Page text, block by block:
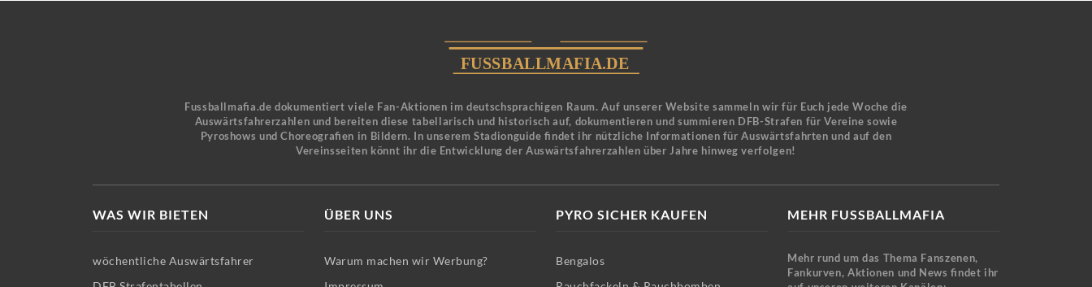
Fussballmafia.de dokumentiert viele Fan-Aktionen im deutschsprachigen Raum. Auf unserer Website sammeln wir für Euch jede Woche die
Auswärtsfahrerzahlen und bereiten diese tabellarisch und historisch auf, dokumentieren und summieren DFB-Strafen für Vereine sowie
Pyroshows und Choreografien in Bildern. In unserem Stadionguide findet ihr nützliche Informationen für Auswärtsfahrten und auf den
Vereinsseiten könnt ihr die Entwicklung der Auswärtsfahrerzahlen über Jahre hinweg verfolgen!
WAS WIR BIETEN
wöchentliche Auswärtsfahrer
ÜBER UNS
Warum machen wir Werbung?
PYRO SICHER KAUFEN
Bengalos
MEHR FUSSBALLMAFIA
Mehr rund um das Thema Fanszenen,
Fankurven, Aktionen und News findet ihr